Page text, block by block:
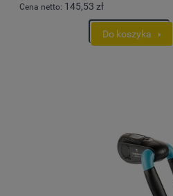
Cena netto: 145,53 zł
Do koszyka